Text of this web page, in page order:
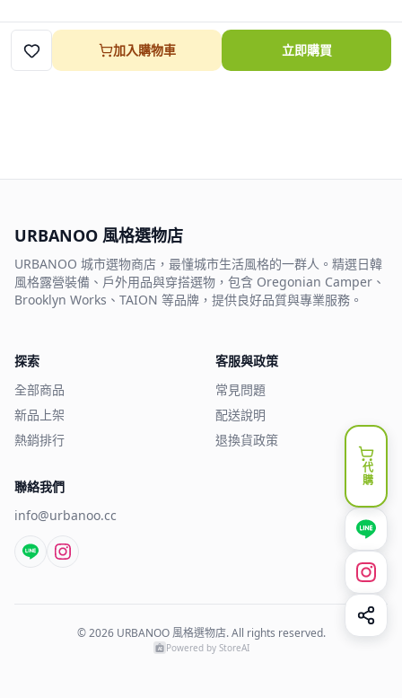
加入購物車 立即購買
URBANOO 風格選物店
URBANOO 城市選物商店，最懂城市生活風格的一群人。精選日韓
風格露營裝備、戶外用品與穿搭選物，包含 Oregonian Camper、
Brooklyn Works、TAION 等品牌，提供良好品質與專業服務。
探索
全部商品
新品上架
熱銷排行
客服與政策
常見問題
配送說明
退換貨政策
聯絡我們
info@urbanoo.cc
©2026 URBANOO 風格選物店. All rights reserved.
AI Powered by StoreAI
代購